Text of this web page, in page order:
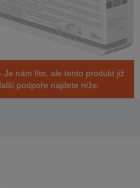
nám líto, ale tento produkt již
podpoře najdete níže.